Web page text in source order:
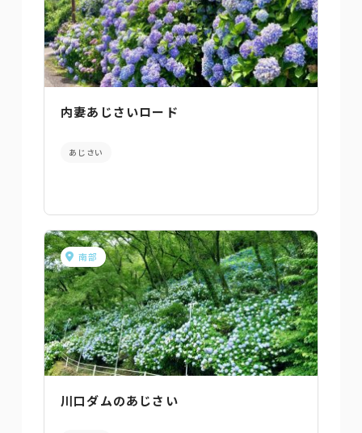
内妻あじさいロード
あじさい
南部
川口ダムのあじさい